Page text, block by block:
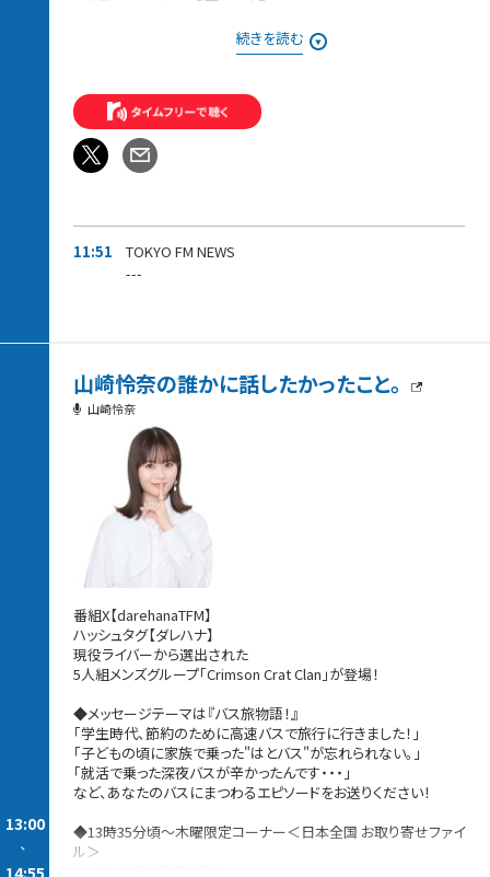
今、玉川徹が注目するニュースを独自目線で解説します。
【発掘！ラジタマ100名曲〜20世紀編〜】
みなさんが推したい20世紀の名曲を募集中！！
番組でご紹介した方には、
「ラジタマ」オリジナルステッカーをプレゼントします。
続きを読む
11:51
TOKYO FM NEWS
---
13:00
-
14:55
山崎怜奈の誰かに話したかったこと。
山崎怜奈
番組X【darehanaTFM】
ハッシュタグ【ダレハナ】
現役ライバーから選出された
5人組メンズグループ「Crimson Crat Clan」が登場！
◆メッセージテーマは『バス旅物語！』
「学生時代、節約のために高速バスで旅行に行きました！」
「子どもの頃に家族で乗った"はとバス"が忘れられない。」
「就活で乗った深夜バスが辛かったんです・・・」
など、あなたのバスにまつわるエピソードをお送りください！
◆13時35分頃〜木曜限定コーナー＜日本全国 お取り寄せファイ
ル＞